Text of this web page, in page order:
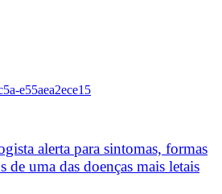
alerta para sintomas, formas
de uma das doenças mais letais